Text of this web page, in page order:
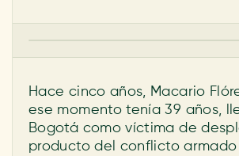
Hace cinco años, Macario
ese momento tenía 39 años,
Bogotá como víctima de
producto del conflicto armado